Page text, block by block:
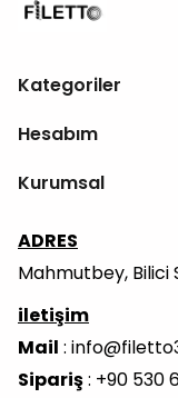
Kategoriler
Hesabım
Kurumsal
ADRES
Mahmutbey, Bilici
iletişim
Mail :
Sipariş: +90 530